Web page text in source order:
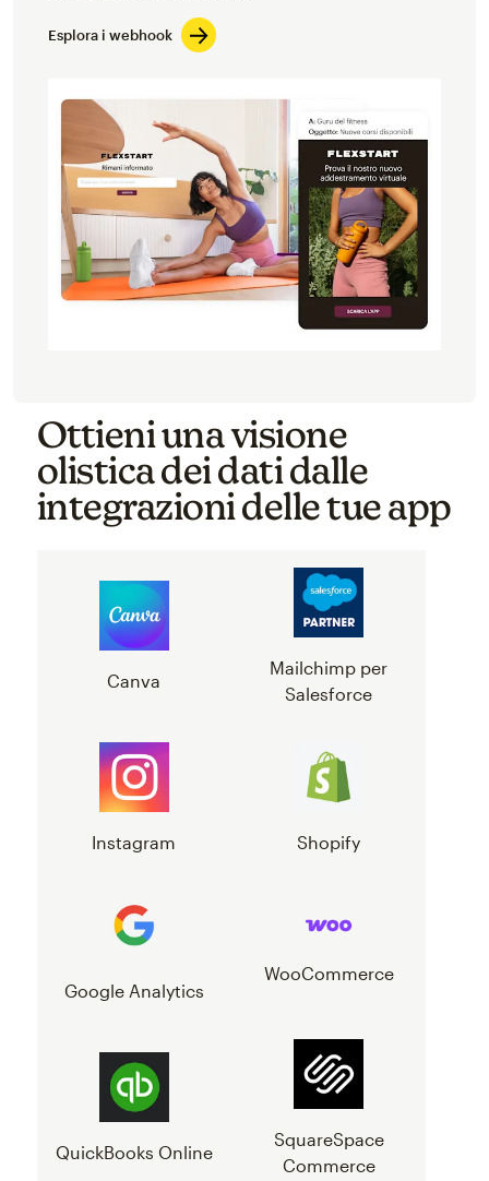
Esplora i webhook
Ottieni una visione
olistica dei dati dalle
integrazioni delle tue app
Canva
Mailchimp per
Salesforce
Instagram Shopify
Google Analytics
WooCommerce
QuickBooks Online
SquareSpace
Commerce